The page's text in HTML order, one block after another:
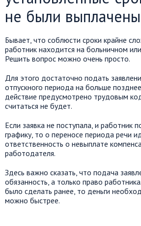
не были выплачены
Бывает, что соблюсти сроки крайне
работник находится на больничном
Решить вопрос можно очень просто.
Для этого достаточно подать
отпускного периода на больше
действие предусмотрено трудовым
считаться не будет.
Если заявка не поступала, и работник
графику, то о переносе периода речи
ответственность о невыплате
работодателя.
Здесь важно сказать, что подача
обязанность, а только право
было сделать ранее, то деньги
можно быстрее.